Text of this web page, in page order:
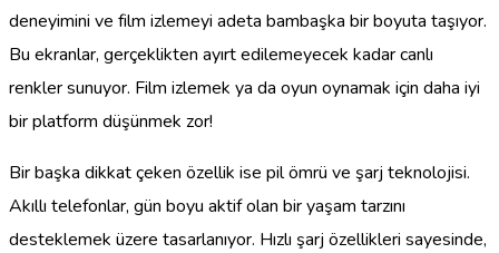
deneyimini ve film izlemeyi adeta bambaşka bir boyuta taşıyor.
Bu ekranlar, gerçeklikten ayırt edilemeyecek kadar canlı
renkler sunuyor. Film izlemek ya da oyun oynamak için daha iyi
bir platform düşünmek zor!
Bir başka dikkat çeken özellik ise pil ömrü ve şarj teknolojisi.
Akıllı telefonlar, gün boyu aktif olan bir yaşam tarzını
desteklemek üzere tasarlanıyor. Hızlı şarj özellikleri sayesinde,